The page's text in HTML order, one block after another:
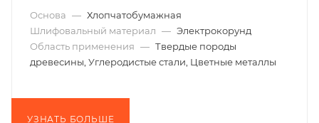
Основа — Хлопчатобумажная
Шлифовальный материал — Электрокорунд
Область применения — Твердые породы
древесины, Углеродистые стали, Цветные металлы
УЗНАТЬ БОЛЬШЕ